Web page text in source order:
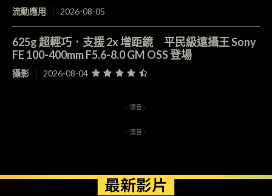
流動應用 2026-08-05
625g 超輕巧．支援 2x 增距鏡 平民級遠攝王 Sony
FE 100-400mm F5.6-8.0 GM OSS 登場
攝影 2026-08-04
- 廣告 -
- 廣告 -
最新影片